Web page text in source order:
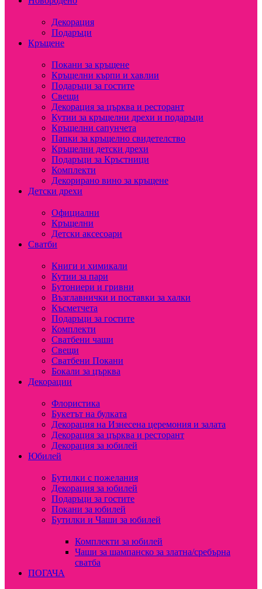
Декорация
Подаръци
Кръщене
Покани за кръщене
Кръщелни кърпи и хавлии
Подаръци за гостите
Свещи
Декорация за църква и ресторант
Кутии за кръщелни дрехи и подаръци
Кръщелни сапунчета
Папки за кръщелно свидетелство
Кръщелни детски дрехи
Подаръци за Кръстници
Комплекти
Декорирано вино за кръщене
Детски дрехи
Официални
Кръщелни
Детски аксесоари
Сватби
Книги и химикали
Кутии за пари
Бутониери и гривни
Възглавнички и поставки за халки
Късметчета
Подаръци за гостите
Комплекти
Сватбени чаши
Свещи
Сватбени Покани
Бокали за църква
Декорации
Флористика
Букетът на булката
Декорация на Изнесена церемония и залата
Декорация за църква и ресторант
Декорация за юбилей
Юбилей
Бутилки с пожелания
Декорация за юбилей
Подаръци за гостите
Покани за юбилей
Бутилки и Чаши за юбилей
Комплекти за юбилей
Чаши за шампанско за златна/сребърна
сватба
ПОГАЧА